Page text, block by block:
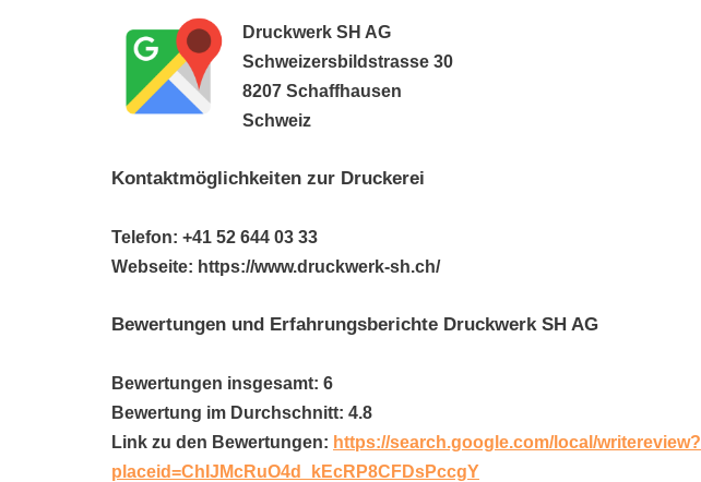
Druckwerk SH AG
Schweizersbildstrasse 30
8207 Schaffhausen
Schweiz
Kontaktmöglichkeiten zur Druckerei
Telefon: +41 52 644 03 33
Webseite: https://www.druckwerk-sh.ch/
Bewertungen und Erfahrungsberichte Druckwerk SH AG
Bewertungen insgesamt: 6
Bewertung im Durchschnitt: 4.8
Link zu den Bewertungen: https://search.google.com/local/writereview?
placeid=ChIJMcRuO4d_kEcRP8CFDsPccgY